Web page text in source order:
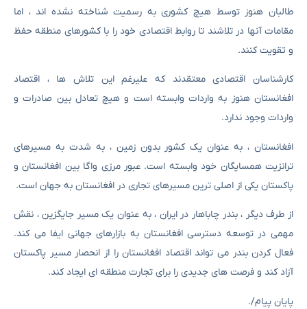
طالبان هنوز توسط هیچ کشوری به رسمیت شناخته نشده اند ، اما
مقامات آنها در تلاشند تا روابط اقتصادی خود را با کشورهای منطقه حفظ
و تقویت کنند.
کارشناسان اقتصادی معتقدند که علیرغم این تلاش ها ، اقتصاد
افغانستان هنوز به واردات وابسته است و هیچ تعادل بین صادرات و
واردات وجود ندارد.
افغانستان ، به عنوان یک کشور بدون زمین ، به شدت به مسیرهای
ترانزیت همسایگان خود وابسته است. عبور مرزی واگا بین افغانستان و
پاکستان یکی از اصلی ترین مسیرهای تجاری در افغانستان به جهان است.
از طرف دیگر ، بندر چاباهار در ایران ، به عنوان یک مسیر جایگزین ، نقش
مهمی در توسعه دسترسی افغانستان به بازارهای جهانی ایفا می کند.
فعال کردن بندر می تواند اقتصاد افغانستان را از انحصار مسیر پاکستان
آزاد کند و فرصت های جدیدی را برای تجارت منطقه ای ایجاد کند.
پایان پیام/.